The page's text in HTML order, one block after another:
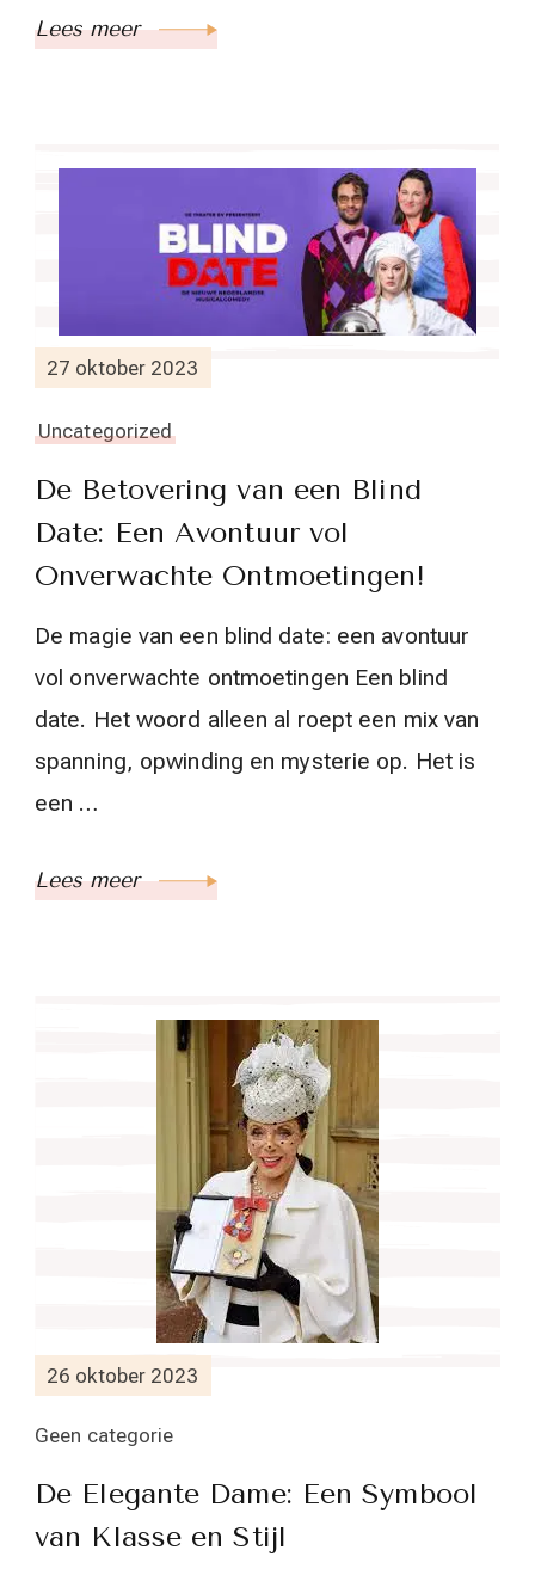
Lees meer
27 oktober 2023
Uncategorized
De Betovering van een Blind
Date: Een Avontuur vol
Onverwachte Ontmoetingen!
De magie van een blind date: een avontuur
vol onverwachte ontmoetingen Een blind
date. Het woord alleen al roept een mix van
spanning, opwinding en mysterie op. Het is
een …
Lees meer
26 oktober 2023
Geen categorie
De Elegante Dame: Een Symbool
van Klasse en Stijl